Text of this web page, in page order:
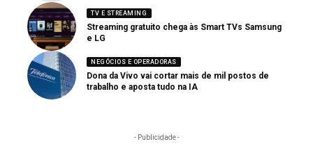
TV E STREAMING
Streaming gratuito chega às Smart TVs Samsung
e LG
NEGÓCIOS E OPERADORAS
Dona da Vivo vai cortar mais de mil postos de
trabalho e aposta tudo na IA
- Publicidade -